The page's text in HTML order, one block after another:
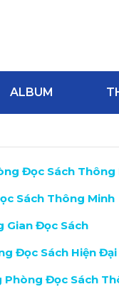
ALBUM
Đọc Sách Thông
Sách Thông Minh
Gian Đọc Sách
Đọc Sách Hiện Đại
Phòng Đọc Sách